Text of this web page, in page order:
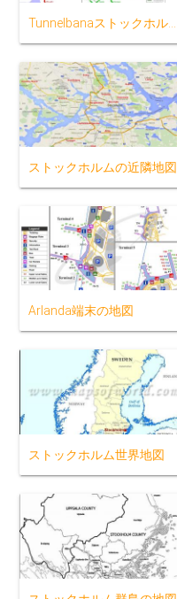
Tunnelbanaストックホルムの地図
ストックホルムの近隣地図
Arlanda端末の地図
ストックホルム世界地図